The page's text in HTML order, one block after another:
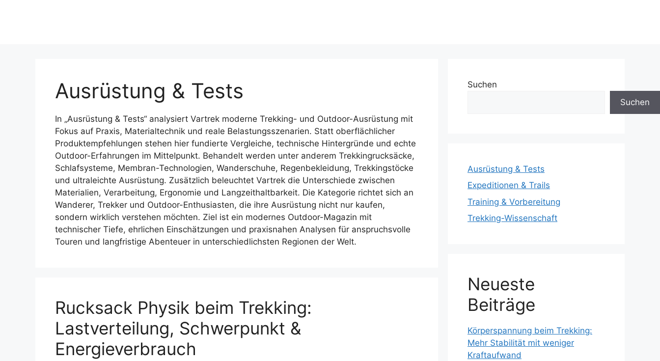
Ausrüstung & Tests
In „Ausrüstung & Tests“ analysiert Vartrek moderne Trekking- und Outdoor-Ausrüstung mit
Fokus auf Praxis, Materialtechnik und reale Belastungsszenarien. Statt oberflächlicher
Produktempfehlungen stehen hier fundierte Vergleiche, technische Hintergründe und echte
Outdoor-Erfahrungen im Mittelpunkt. Behandelt werden unter anderem Trekkingrucksäcke,
Schlafsysteme, Membran-Technologien, Wanderschuhe, Regenbekleidung, Trekkingstöcke
und ultraleichte Ausrüstung. Zusätzlich beleuchtet Vartrek die Unterschiede zwischen
Materialien, Verarbeitung, Ergonomie und Langzeithaltbarkeit. Die Kategorie richtet sich an
Wanderer, Trekker und Outdoor-Enthusiasten, die ihre Ausrüstung nicht nur kaufen,
sondern wirklich verstehen möchten. Ziel ist ein modernes Outdoor-Magazin mit
technischer Tiefe, ehrlichen Einschätzungen und praxisnahen Analysen für anspruchsvolle
Touren und langfristige Abenteuer in unterschiedlichsten Regionen der Welt.
Rucksack Physik beim Trekking:
Lastverteilung, Schwerpunkt &
Energieverbrauch
Suchen
Suchen
Ausrüstung & Tests
Expeditionen & Trails
Training & Vorbereitung
Trekking-Wissenschaft
Neueste
Beiträge
Körperspannung beim Trekking:
Mehr Stabilität mit weniger
Kraftaufwand